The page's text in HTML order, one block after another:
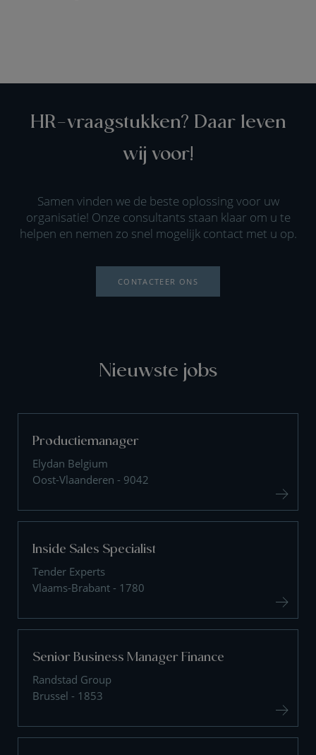
HR-vraagstukken? Daar leven
wij voor!
Samen vinden we de beste oplossing voor uw
organisatie! Onze consultants staan klaar om u te
helpen en nemen zo snel mogelijk contact met u op.
CONTACTEER ONS
Nieuwste jobs
Productiemanager
Elydan Belgium
Oost-Vlaanderen - 9042
Inside Sales Specialist
Tender Experts
Vlaams-Brabant - 1780
Senior Business Manager Finance
Randstad Group
Brussel - 1853